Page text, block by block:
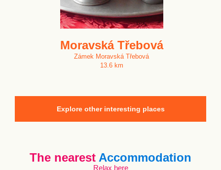
Moravská Třebová
Zámek Moravská Třebová
13.6 km
Explore other interesting places
The nearest Accommodation
Relax here